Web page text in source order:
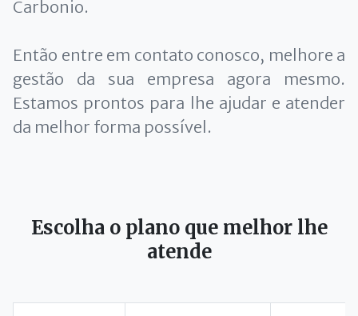
Carbonio.
Então entre em contato conosco, melhore a
gestão da sua empresa agora mesmo.
Estamos prontos para lhe ajudar e atender
da melhor forma possível.
Escolha o plano que melhor lhe
atende